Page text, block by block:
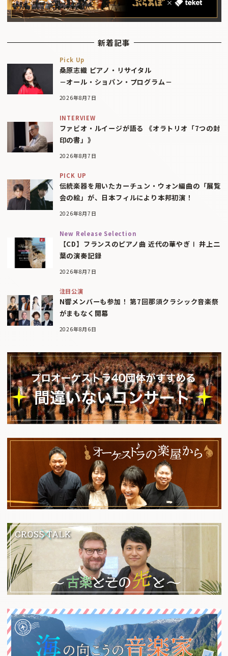
新着記事
Pick Up
桑原志織 ピアノ・リサイタル
－オール・ショパン・プログラム－
2026年8月7日
INTERVIEW
ファビオ・ルイージが語る 《オラトリオ「7つの封
印の書」》
2026年8月7日
PICK UP
伝統楽器を用いたカーチュン・ウォン編曲の「展覧
会の絵」が、日本フィルにより本邦初演！
2026年8月7日
New Release Selection
【CD】フランスのピアノ曲 近代の華やぎⅠ 井上二
葉の演奏記録
2026年8月7日
注目公演
N響メンバーも参加！ 第7回那須クラシック音楽祭
がまもなく開幕
2026年8月6日